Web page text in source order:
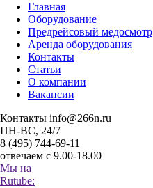
Главная
Оборудование
Предрейсовый медосмотр
Аренда оборудования
Контакты
Статьи
О компании
Вакансии
Контакты info@266n.ru
ПН-ВС, 24/7
8 (495) 744-69-11
отвечаем с 9.00-18.00
Мы на
Rutube: